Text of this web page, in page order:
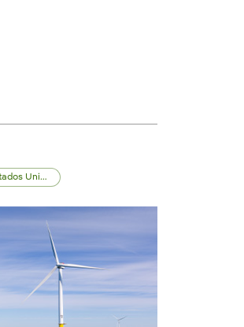
no Reino Unido para
no Reino Unido para
ICO, Sabadell e HSBC
ICO, Sabadell e HSBC
Unidos